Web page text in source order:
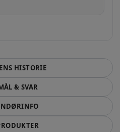
HISTORIE
& SVAR